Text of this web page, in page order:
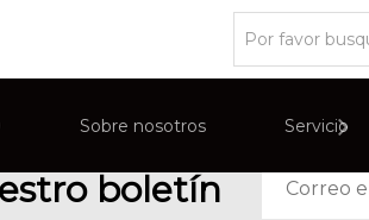
Monitor de computadora
Sobre nosotros
Descripciones generales de la
Servicio
boletín